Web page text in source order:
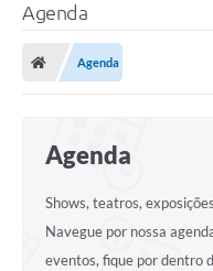
Agenda
Agenda
Agenda
Shows, teatros,
Navegue por nossa
eventos, fique por dentro